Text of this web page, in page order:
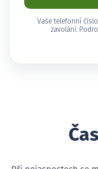
Vaše telefonní
zavolání.